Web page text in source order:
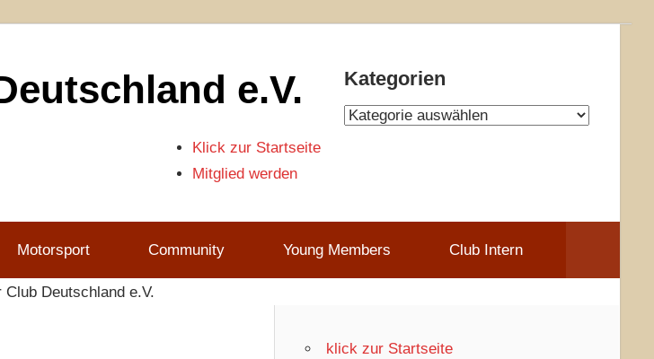
e.V. Kategorien
Kategorien
Klick zur Startseite
Mitglied werden
Motorsport Community Young Members Club Intern
klick zur Startseite